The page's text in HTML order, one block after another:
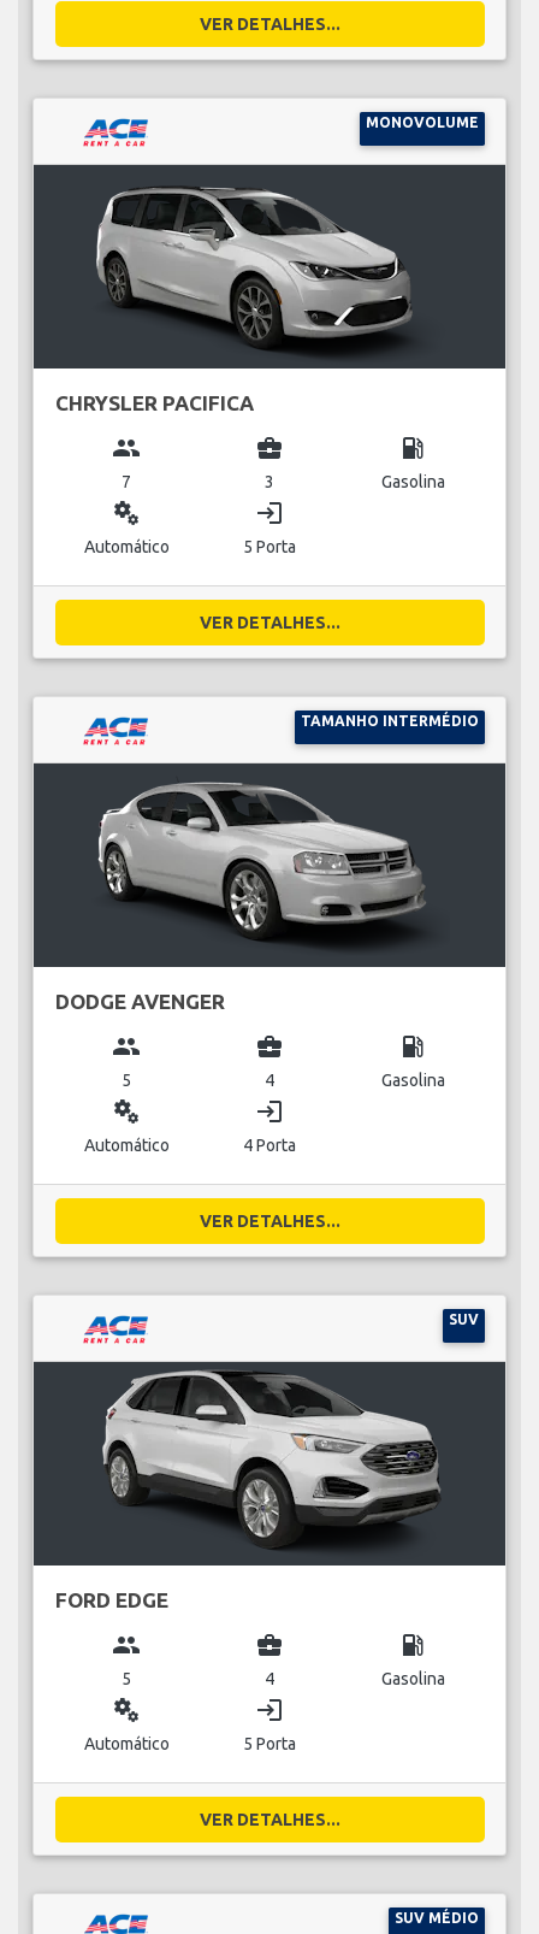
VER DETALHES...
MONOVOLUME
CHRYSLER PACIFICA
group
7
business_center
3
local_gas_station
Gasolina
miscellaneous_services
Automático
login
5 Porta
VER DETALHES...
TAMANHO INTERMÉDIO
DODGE AVENGER
group
5
business_center
4
local_gas_station
Gasolina
miscellaneous_services
Automático
login
4 Porta
VER DETALHES...
SUV
FORD EDGE
group
5
business_center
4
local_gas_station
Gasolina
miscellaneous_services
Automático
login
5 Porta
VER DETALHES...
SUV MÉDIO